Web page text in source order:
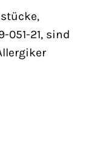
051-21, sind